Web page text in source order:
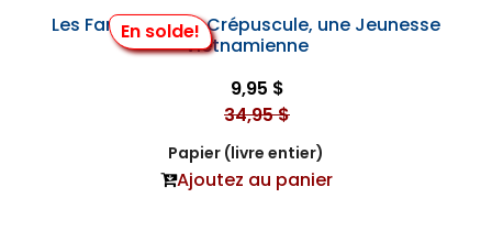
En solde!
Les Fantômes du Crépuscule, une Jeunesse
Vietnamienne
9,95 $
34,95 $
Papier (livre entier)
Ajoutez au panier